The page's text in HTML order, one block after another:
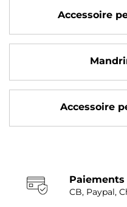
Accessoire
Accessoire
Paiements
CB, Paypal,